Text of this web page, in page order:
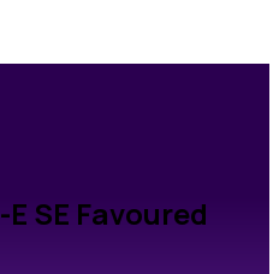
SE Favoured